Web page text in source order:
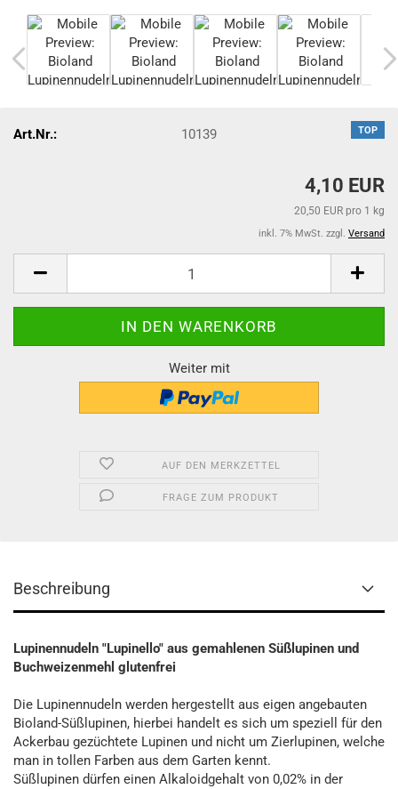
TOP
Art.Nr.: 10139
4,10 EUR
20,50 EUR pro 1 kg
inkl. 7% MwSt. zzgl. Versand
Weiter mit
AUF DEN MERKZETTEL
FRAGE ZUM PRODUKT
Beschreibung
Lupinennudeln "Lupinello" aus gemahlenen Süßlupinen und
Buchweizenmehl glutenfrei
Die Lupinennudeln werden hergestellt aus eigen angebauten
Bioland-Süßlupinen, hierbei handelt es sich um speziell für den
Ackerbau gezüchtete Lupinen und nicht um Zierlupinen, welche
man in tollen Farben aus dem Garten kennt.
Süßlupinen dürfen einen Alkaloidgehalt von 0,02% in der